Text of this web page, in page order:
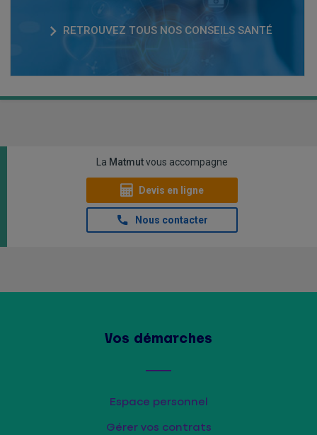
RETROUVEZ TOUS NOS CONSEILS SANTÉ
La Matmutvous accompagne
Devis en ligne
Nous contacter
Vos démarches
Espace personnel
Gérer vos contrats